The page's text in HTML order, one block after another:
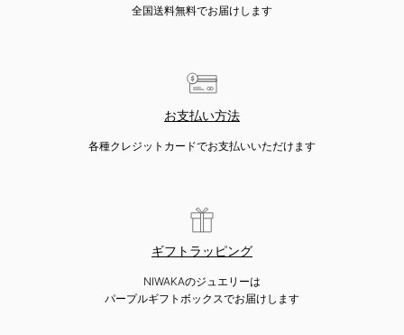
全国送料無料でお届けします
お支払い方法
各種クレジットカードでお支払いいただけます
ギフトラッピング
NIWAKAのジュエリーは
パープルギフトボックスでお届けします